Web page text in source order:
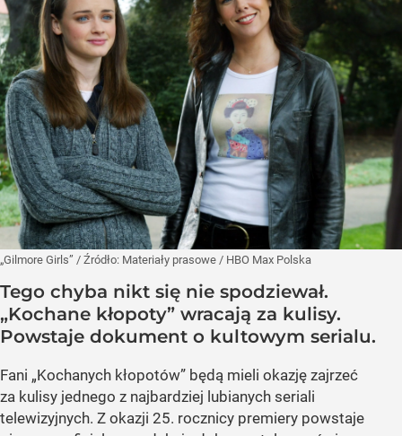
„Gilmore Girls” / Źródło: Materiały prasowe / HBO Max Polska
Tego chyba nikt się nie spodziewał.
„Kochane kłopoty” wracają za kulisy.
Powstaje dokument o kultowym serialu.
Fani „Kochanych kłopotów” będą mieli okazję zajrzeć
za kulisy jednego z najbardziej lubianych seriali
telewizyjnych. Z okazji 25. rocznicy premiery powstaje